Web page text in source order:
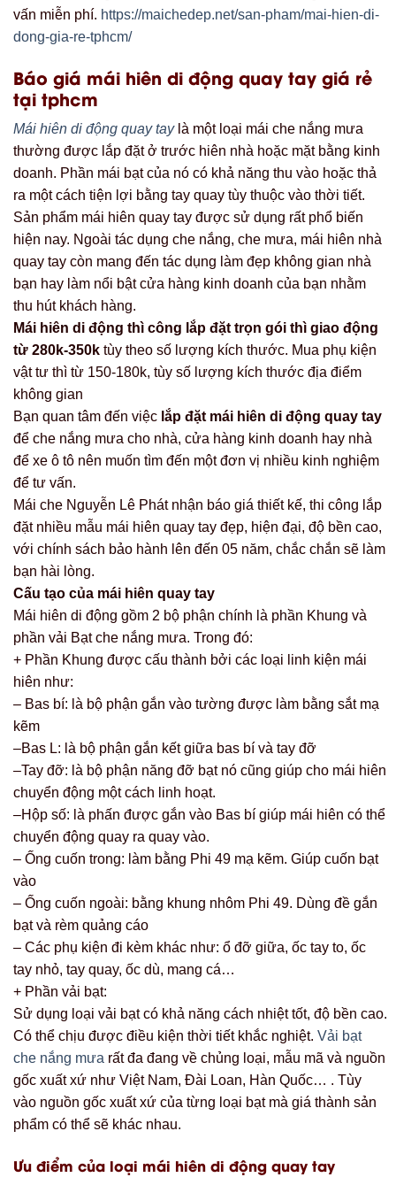
vấn miễn phí. https://maichedep.net/san-pham/mai-hien-di-
dong-gia-re-tphcm/
Báo giá mái hiên di động quay tay giá rẻ
tại tphcm
Mái hiên di động quay taylà một loại mái che nắng mưa
thường được lắp đặt ở trước hiên nhà hoặc mặt bằng kinh
doanh. Phần mái bạt của nó có khả năng thu vào hoặc thả
ra một cách tiện lợi bằng tay quay tùy thuộc vào thời tiết.
Sản phẩm mái hiên quay tay được sử dụng rất phổ biến
hiện nay. Ngoài tác dụng che nắng, che mưa, mái hiên nhà
quay tay còn mang đến tác dụng làm đẹp không gian nhà
bạn hay làm nổi bật cửa hàng kinh doanh của bạn nhằm
thu hút khách hàng.
Mái hiên di động thì công lắp đặt trọn gói thì giao động
từ 280k-350k tùy theo số lượng kích thước. Mua phụ kiện
vật tư thì từ 150-180k, tùy số lượng kích thước địa điểm
không gian
Bạn quan tâm đến việc lắp đặt mái hiên di động quay tay
để che nắng mưa cho nhà, cửa hàng kinh doanh hay nhà
để xe ô tô nên muốn tìm đến một đơn vị nhiều kinh nghiệm
để tư vấn.
Mái che Nguyễn Lê Phát nhận báo giá thiết kế, thi công lắp
đặt nhiều mẫu mái hiên quay tay đẹp, hiện đại, độ bền cao,
với chính sách bảo hành lên đến 05 năm, chắc chắn sẽ làm
bạn hài lòng.
Cấu tạo của mái hiên quay tay
Mái hiên di động gồm 2 bộ phận chính là phần Khung và
phần vải Bạt che nắng mưa. Trong đó:
+ Phần Khung được cấu thành bởi các loại linh kiện mái
hiên như:
– Bas bí: là bộ phận gắn vào tường được làm bằng sắt mạ
kẽm
–Bas L: là bộ phận gắn kết giữa bas bí và tay đỡ
–Tay đỡ: là bộ phận năng đỡ bạt nó cũng giúp cho mái hiên
chuyển động một cách linh hoạt.
–Hộp số: là phấn được gắn vào Bas bí giúp mái hiên có thể
chuyển động quay ra quay vào.
– Ống cuốn trong: làm bằng Phi 49 mạ kẽm. Giúp cuốn bạt
vào
– Ống cuốn ngoài: bằng khung nhôm Phi 49. Dùng đề gắn
bạt và rèm quảng cáo
– Các phụ kiện đi kèm khác như: ổ đỡ giữa, ốc tay to, ốc
tay nhỏ, tay quay, ốc dù, mang cá…
+ Phần vải bạt:
Sử dụng loại vải bạt có khả năng cách nhiệt tốt, độ bền cao.
Có thể chịu được điều kiện thời tiết khắc nghiệt. Vải bạt
che nắng mưa rất đa đang về chủng loại, mẫu mã và nguồn
gốc xuất xứ như Việt Nam, Đài Loan, Hàn Quốc… . Tùy
vào nguồn gốc xuất xứ của từng loại bạt mà giá thành sản
phẩm có thể sẽ khác nhau.
Ưu điểm của loại mái hiên di động quay tay